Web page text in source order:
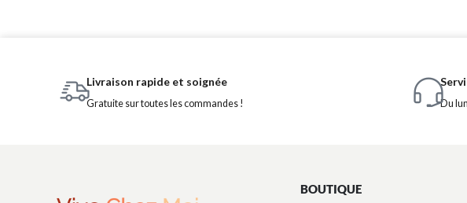
Livraison rapide et soignée
Gratuite sur toutes les commandes ! Du
BOUTIQUE